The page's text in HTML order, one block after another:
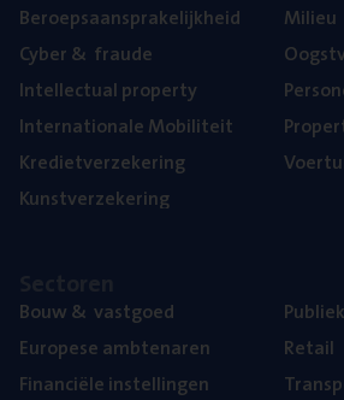
Beroeps­aan­spra­ke­lijk­heid
Cyber& fraude
Intel­lec­tu­al property
Inter­na­ti­o­na­le Mobiliteit
Kre­diet­ver­ze­ke­ring
Kunst­ver­ze­ke­ring
Mili­eu
Bouw& vastgoed
Euro­pe­se ambtenaren
Finan­ci­ë­le instellingen
Retail